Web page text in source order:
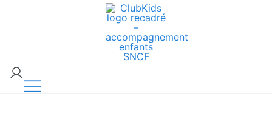
ClubKids
🚨 Nos accompagnements sont pris d’assaut.
Réservez dès maintenant !